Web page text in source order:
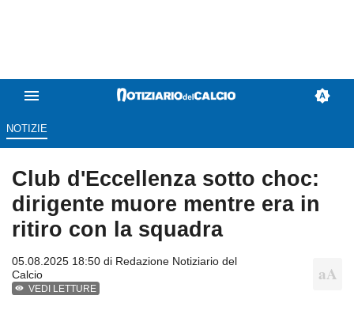
NOTIZIE
Club d'Eccellenza sotto choc:
dirigente muore mentre era in
ritiro con la squadra
05.08.2025 18:50 di Redazione Notiziario del
Calcio
VEDI LETTURE